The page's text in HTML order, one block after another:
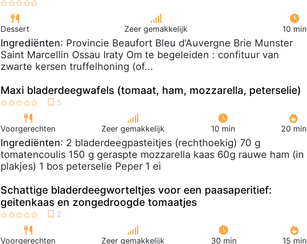
Dessert Zeer gemakkelijk 10 min
Ingrediënten: Provincie Beaufort Bleu d'Auvergne Brie Munster
Saint Marcellin Ossau Iraty Om te begeleiden : confituur van
zwarte kersen truffelhoning (of...
Maxi bladerdeegwafels (tomaat, ham, mozzarella, peterselie)
Voorgerechten Zeer gemakkelijk 10 min 20 min
Ingrediënten: 2 bladerdeegpasteitjes (rechthoekig) 70 g
tomatencoulis 150 g geraspte mozzarella kaas 60g rauwe ham (in
plakjes) 1 bos peterselie Peper 1 ei
Schattige bladerdeegworteltjes voor een paasaperitief:
geitenkaas en zongedroogde tomaatjes
Voorgerechten Zeer gemakkelijk 30 min 15 min